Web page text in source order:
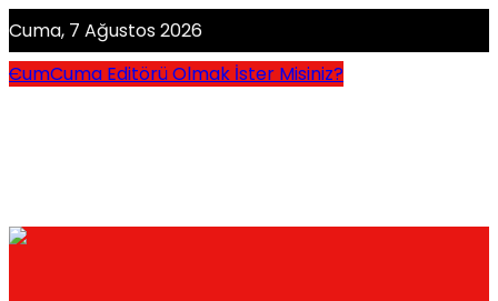
Cuma, 7 Ağustos 2026
CumCuma Editörü Olmak İster Misiniz?